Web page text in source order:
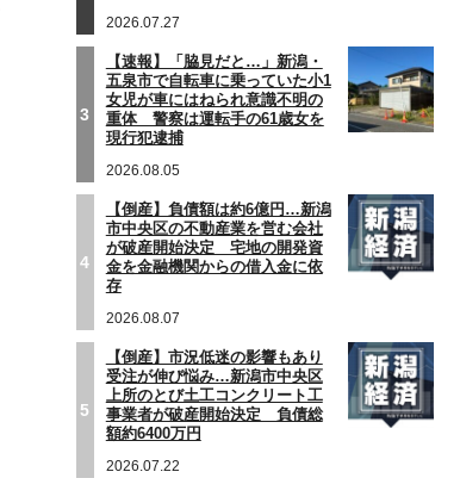
2026.07.27
3
【速報】「脇見だと…」新潟・
五泉市で自転車に乗っていた小1
女児が車にはねられ意識不明の
重体 警察は運転手の61歳女を
現行犯逮捕
2026.08.05
4
【倒産】負債額は約6億円…新潟
市中央区の不動産業を営む会社
が破産開始決定 宅地の開発資
金を金融機関からの借入金に依
存
2026.08.07
5
【倒産】市況低迷の影響もあり
受注が伸び悩み…新潟市中央区
上所のとび土工コンクリート工
事業者が破産開始決定 負債総
額約6400万円
2026.07.22